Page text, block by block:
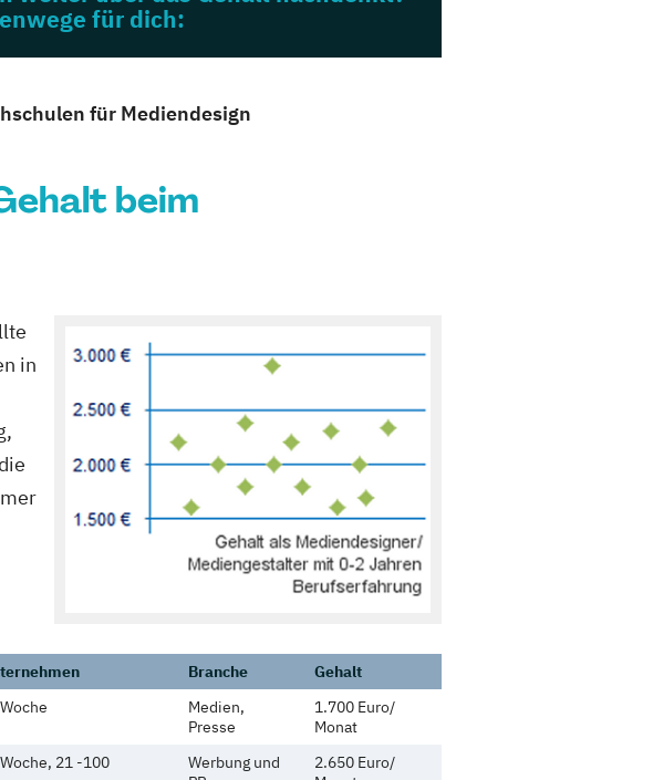
für dich:
für Mediendesign
beim
in
Branche
Gehalt
Medien,
Presse
1.700 Euro/
Monat
21 -100
Werbung und
2.650 Euro/